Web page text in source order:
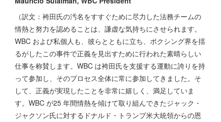
（訳文：袴田氏の汚名をすすぐために尽力した法務チームの
情熱と努力を認めることは、謙虚な気持ちにさせられます。
WBC および私個人も、彼らとともに立ち、ボクシング界を揺
るがしたこの事件で正義を見出すために行われた素晴らしい
仕事を称賛します。WBC は袴田氏を支援する運動に誇りを持
って参加し、そのプロセス全体に常に参加してきました。そ
して、正義が実現したことを非常に嬉しく、満足していま
す。WBC が25 年間情熱を傾けて取り組んできたジャック・
ジャクソン氏に対するドナルド・トランプ米大統領からの恩